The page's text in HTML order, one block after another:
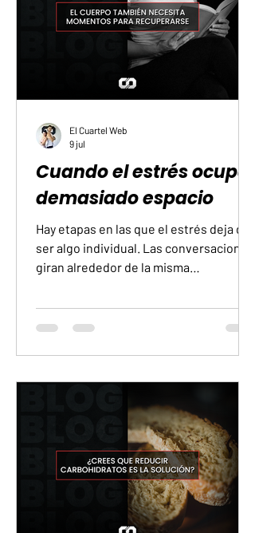
Cuando el estrés ocupa
demasiado espacio
Hay etapas en las que el estrés deja de
ser algo individual. Las conversaciones
giran alrededor de la misma
tensión encendida y el ambiente
parece cargar un peso que se percibe
tiempo del que puede sostener.
El Cuartel Web
9 jul